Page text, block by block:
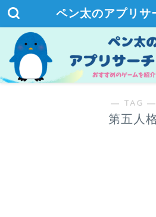
ペン太のアプリサ
― TAG ―
第五人